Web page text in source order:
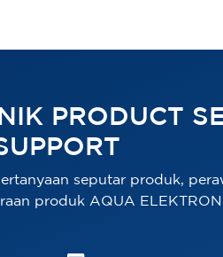
PRODUCT
seputar produk,
produk AQUA